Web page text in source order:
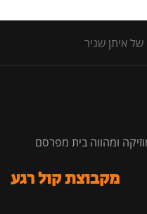
של איתן שניר
ומהווה בית מפרסם
מקבוצת קול רגע